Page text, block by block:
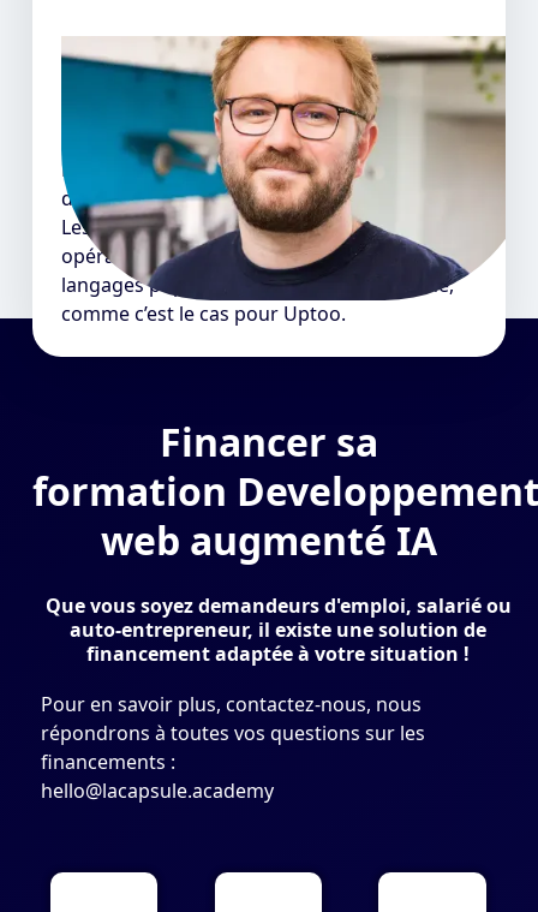
Il recrute, il témoigne
Quentin L. - Head of Product @Uptoo
Dans mon équipe, on a embauché 4 alumnis
de La Capsule.
Les développeurs sortis de ce bootcamp sont
opérationnels après la formation sur des
langages populaires et adaptés au marché,
comme c’est le cas pour Uptoo.
Financer sa
formation
web augmenté IA
Que vous soyez demandeurs d'emploi, salarié ou
auto-entrepreneur, il existe une solution de
financement adaptée à votre situation !
Pour en savoir plus, contactez-nous, nous
répondrons à toutes vos questions sur les
financements :
hello@lacapsule.academy